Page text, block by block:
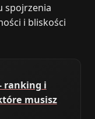
spojrzenia
i bliskości
ranking i
musisz